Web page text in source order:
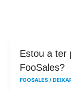
Estou a ter
FooSales?
FOOSALES /
Estou
a